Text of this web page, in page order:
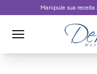
Manipule sua